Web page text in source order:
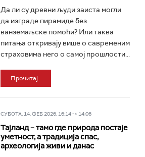
Да ли су древни људи заиста могли
да изграде пирамиде без
ванземаљске помоћи? Или таква
питања откривају више о савременим
страховима него о самој прошлости...
Прочитај
СУБОТА, 14. ФЕБ 2026, 16:14 -> 14:06
Тајланд – тамо где природа постаје
уметност, а традиција спас,
археологија живи и данас